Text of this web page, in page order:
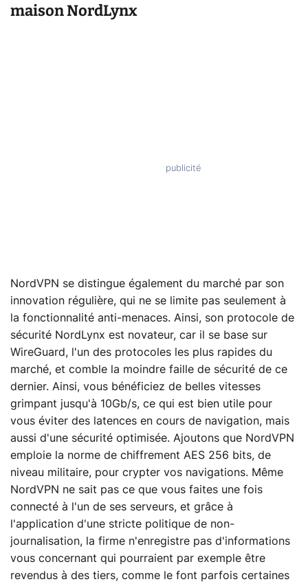
maison NordLynx
NordVPN se distingue également du marché par son
innovation régulière, qui ne se limite pas seulement à
la fonctionnalité anti-menaces. Ainsi, son protocole de
sécurité NordLynx est novateur, car il se base sur
WireGuard, l'un des protocoles les plus rapides du
marché, et comble la moindre faille de sécurité de ce
dernier. Ainsi, vous bénéficiez de belles vitesses
grimpant jusqu'à 10Gb/s, ce qui est bien utile pour
vous éviter des latences en cours de navigation, mais
aussi d'une sécurité optimisée. Ajoutons que NordVPN
emploie la norme de chiffrement AES 256 bits, de
niveau militaire, pour crypter vos navigations. Même
NordVPN ne sait pas ce que vous faites une fois
connecté à l'un de ses serveurs, et grâce à
l'application d'une stricte politique de non-
journalisation, la firme n'enregistre pas d'informations
vous concernant qui pourraient par exemple être
revendus à des tiers, comme le font parfois certaines